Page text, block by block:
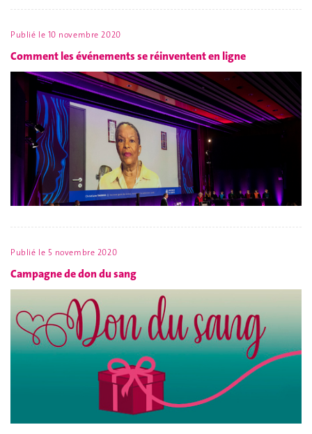
Publié le 10 novembre 2020
Comment les événements se réinventent en ligne
Publié le 5 novembre 2020
Campagne de don du sang